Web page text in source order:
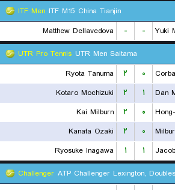
ITF Men ITF M15 China Tianjin
Matthew Dellavedova
- -
Yuki
UTR Pro Tennis UTR Men Saitama
Ryota Tanuma
۲ ۰
Kotaro Mochizuki
۲ ۱
Dan
Kai Milburn
۲ ۰
Kanata Ozaki
۲ ۰
Ryosuke Inagawa
۱ ۱
Challenger ATP Challenger Lexington, Doubles